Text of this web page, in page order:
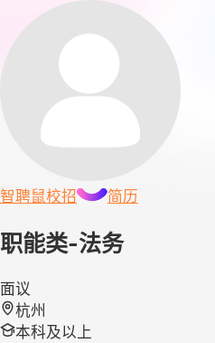
智聘鼠校招 简历
职能类-法务
面议
杭州
本科及以上